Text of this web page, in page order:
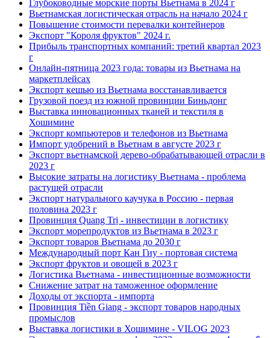
Глубоководные морские порты Вьетнама в 2024 г
Вьетнамская логистическая отрасль на начало 2024 г
Повышение стоимости перевалки контейнеров
Экспорт "Короля фруктов" 2024 г.
Прибыль транспортных компаний: третий квартал 2023
г
Онлайн-пятница 2023 года: товары из Вьетнама на
маркетплейсах
Экспорт кешью из Вьетнама восстанавливается
Грузовой поезд из южной провинции Биньдонг
Выставка инновационных тканей и текстиля в
Хошимине
Экспорт компьютеров и телефонов из Вьетнама
Импорт удобрений в Вьетнам в августе 2023 г
Экспорт вьетнамской дерево-обрабатывающей отрасли в
2023 г
Высокие затраты на логистику Вьетнама - проблема
растущей отрасли
Экспорт натурального каучука в Россию - первая
половина 2023 г
Провинция Quang Trị - инвестиции в логистику
Экспорт морепродуктов из Вьетнама в 2023 г
Экспорт товаров Вьетнама до 2030 г
Международный порт Кан Гиу - портовая система
Экспорт фруктов и овощей в 2023 г
Логистика Вьетнама - инвестиционные возможности
Снижение затрат на таможенное оформление
Доходы от экспорта - импорта
Провинция Tiền Giang - экспорт товаров народных
промыслов
Выставка логистики в Хошимине - VILOG 2023